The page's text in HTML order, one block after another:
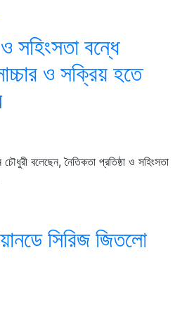
সহিংসতা বন্ধে
ও সক্রিয় হতে
বলেছেন, নৈতিকতা প্রতিষ্ঠা ও সহিংসতা
সিরিজ জিতলো